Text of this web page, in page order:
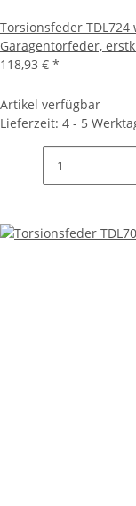
Torsionsfeder
Garagentorfeder,
118,93 € *
Artikel verfügbar
Lieferzeit: 4 - 5